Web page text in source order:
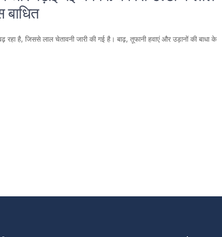
बाधित
रहा है, जिससे लाल चेतावनी जारी की गई है। बाढ़, तूफानी हवाएं और उड़ानों की बाधा के